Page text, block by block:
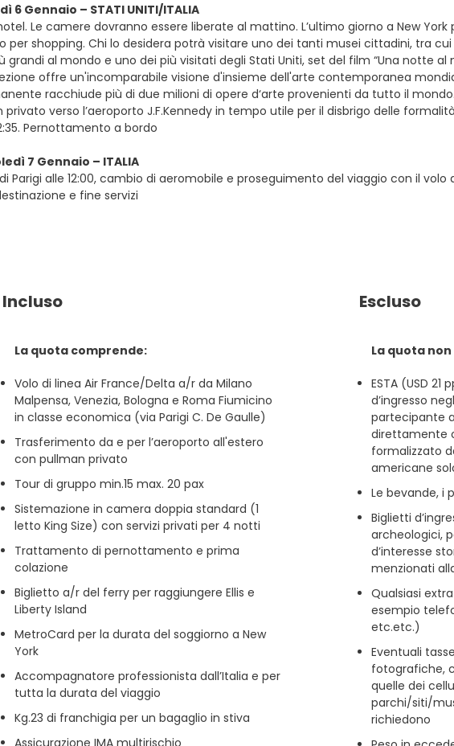
6 Gennaio – STATI UNITI/ITALIA
Le camere dovranno essere liberate al mattino. L’ultimo giorno a New
shopping. Chi lo desidera potrà visitare uno dei tanti musei cittadini, tra cui
grandi al mondo e uno dei più visitati degli Stati Uniti, set del film “Una notte al
offre un'incomparabile visione d'insieme dell'arte contemporanea
racchiude più di due milioni di opere d‘arte provenienti da tutto il
verso l’aeroporto J.F.Kennedy in tempo utile per il disbrigo delle
Pernottamento a bordo
7 Gennaio – ITALIA
Parigi alle 12:00, cambio di aeromobile e proseguimento del viaggio con il
e fine servizi
Incluso
La quota comprende:
Volo di linea Air France/Delta a/r da Milano
Malpensa, Venezia, Bologna e Roma Fiumicino
in classe economica (via Parigi C. De Gaulle)
Trasferimento da e per l’aeroporto all'estero
con pullman privato
Tour di gruppo min.15 max. 20 pax
Sistemazione in camera doppia standard (1
letto King Size) con servizi privati per 4 notti
Trattamento di pernottamento e prima
colazione
Biglietto a/r del ferry per raggiungere Ellis e
Liberty Island
MetroCard per la durata del soggiorno a New
York
Accompagnatore professionista dall’Italia e per
tutta la durata del viaggio
Kg.23 di franchigia per un bagaglio in stiva
Assicurazione IMA multirischio
Escluso
La quota
ESTA (USD
d’ingresso
partecipante
direttamente
formalizzato
americane
Le bevande, i
Biglietti
archeologici,
d’interesse
menzionati
Qualsiasi
esempio
etc.etc.)
Eventuali
fotografiche,
quelle dei
parchi/siti/
richiedono